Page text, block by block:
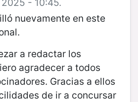
nuevamente en este
a redactar los
agradecer a todos
Gracias a ellos
de ir a concursar